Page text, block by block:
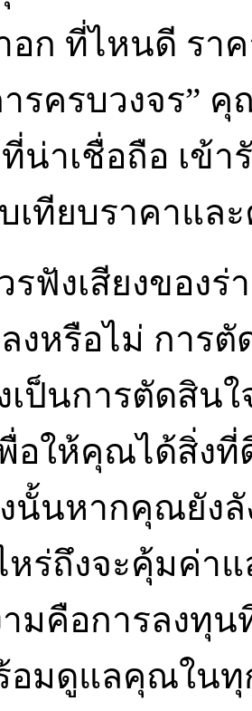
อก ที่ไหนดี รา
รครบวงจร”
น่าเชื่อถือ เข้
บเทียบราคาแ
ฟังเสียงของร่
งหรือไม่ การ
ป็นการตัดสิน
อให้คุณได้สิ่ง
นั้นหากคุณยังลั
หร่ถึงจะคุ้มค่า
มคือการลงทุน
อมดูแลคุณใน